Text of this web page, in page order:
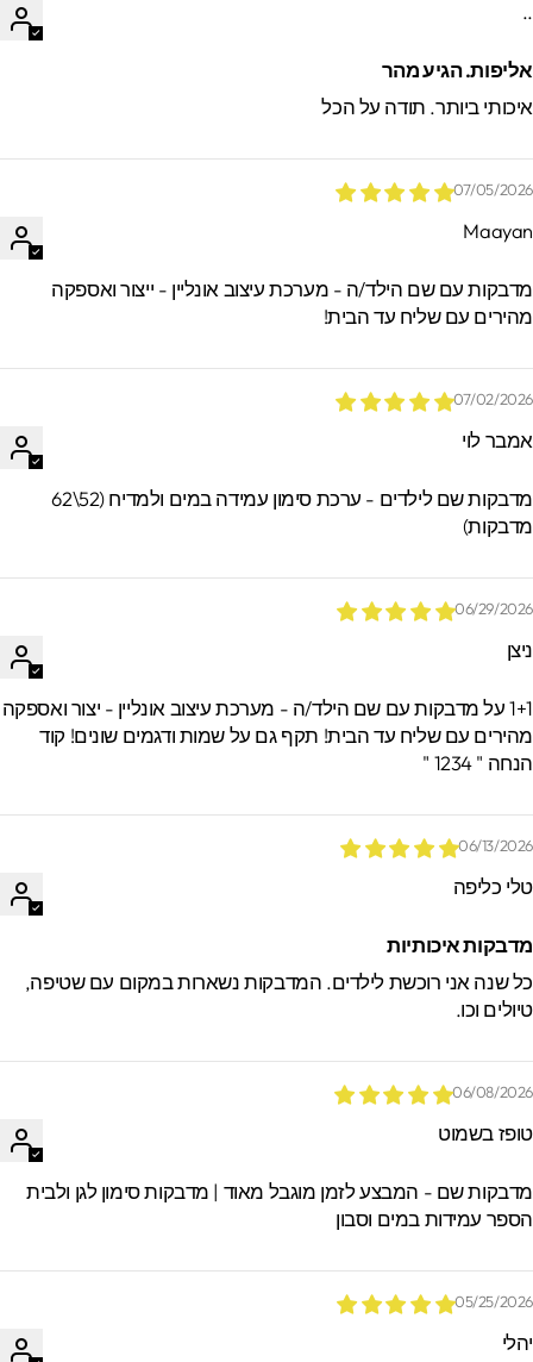
הזמנות.
הגיע מהר
ביותר. תודה על הכל
07/05/
עם שם הילד/ה - מערכת עיצוב אונליין - ייצור ואספקה
עם שליח עד הבית!
07/02/
לוי
מדבקות שם לילדים - ערכת סימון עמידה במים ולמדיח (52\62
06/29/
1+1 על מדבקות עם שם הילד/ה - מערכת עיצוב אונליין - יצור ואספקה
עם שליח עד הבית! תקף גם על שמות ודגמים שונים! קוד
" 1234 "
06/13/
כליפה
איכותיות
שנה אני רוכשת לילדים. המדבקות נשארות במקום עם שטיפה,
וכו.
06/08/
בשמוט
שם - המבצע לזמן מוגבל מאוד | מדבקות סימון לגן ולבית
עמידות במים וסבון
05/25/